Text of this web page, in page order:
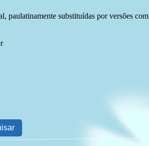
paulatinamente substituídas por versões